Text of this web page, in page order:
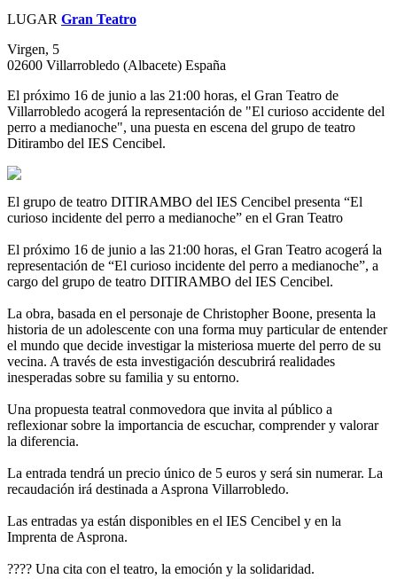
LUGAR Gran Teatro
Virgen, 5
02600 Villarrobledo (Albacete) España
El próximo 16 de junio a las 21:00 horas, el Gran Teatro de
Villarrobledo acogerá la representación de "El curioso accidente del
perro a medianoche", una puesta en escena del grupo de teatro
Ditirambo del IES Cencibel.
El grupo de teatro DITIRAMBO del IES Cencibel presenta “El
curioso incidente del perro a medianoche” en el Gran Teatro
El próximo 16 de junio a las 21:00 horas, el Gran Teatro acogerá la
representación de “El curioso incidente del perro a medianoche”, a
cargo del grupo de teatro DITIRAMBO del IES Cencibel.
La obra, basada en el personaje de Christopher Boone, presenta la
historia de un adolescente con una forma muy particular de entender
el mundo que decide investigar la misteriosa muerte del perro de su
vecina. A través de esta investigación descubrirá realidades
inesperadas sobre su familia y su entorno.
Una propuesta teatral conmovedora que invita al público a
reflexionar sobre la importancia de escuchar, comprender y valorar
la diferencia.
La entrada tendrá un precio único de 5 euros y será sin numerar. La
recaudación irá destinada a Asprona Villarrobledo.
Las entradas ya están disponibles en el IES Cencibel y en la
Imprenta de Asprona.
???? Una cita con el teatro, la emoción y la solidaridad.